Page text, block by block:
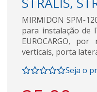
MIRMIDON SPM-
para instalação de
EUROCARGO,
verticais, porta
Seja o